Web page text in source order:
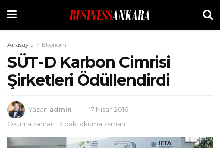
Anasayfa Ekonomi
SÜT-D Karbon Cimrisi
Şirketleri Ödüllendirdi
Yazan admin
17 Nisan 2016
Okuma zamanı: 3 dak. okuma zamanı